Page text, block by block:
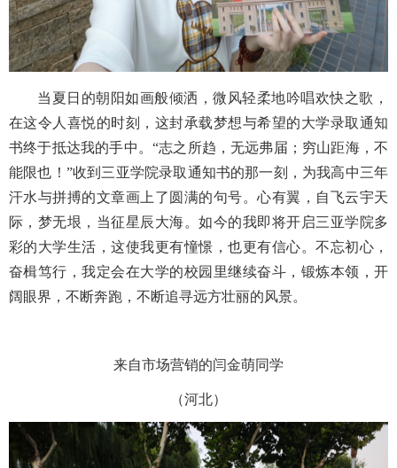
当夏日的朝阳如画般倾洒，微风轻柔地吟唱欢快之歌，
在这令人喜悦的时刻，这封承载梦想与希望的大学录取通知
书终于抵达我的手中。“志之所趋，无远弗届；穷山距海，不
能限也！”收到三亚学院录取通知书的那一刻，为我高中三年
汗水与拼搏的文章画上了圆满的句号。心有翼，自飞云宇天
际，梦无垠，当征星辰大海。如今的我即将开启三亚学院多
彩的大学生活，这使我更有憧憬，也更有信心。不忘初心，
奋楫笃行，我定会在大学的校园里继续奋斗，锻炼本领，开
阔眼界，不断奔跑，不断追寻远方壮丽的风景。
来自市场营销的闫金萌同学
（河北）